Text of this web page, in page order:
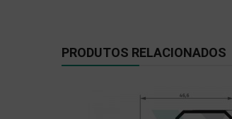
PRODUTOS RELACIONADOS